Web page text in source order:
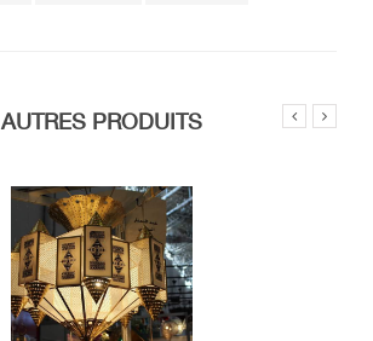
AUTRES PRODUITS